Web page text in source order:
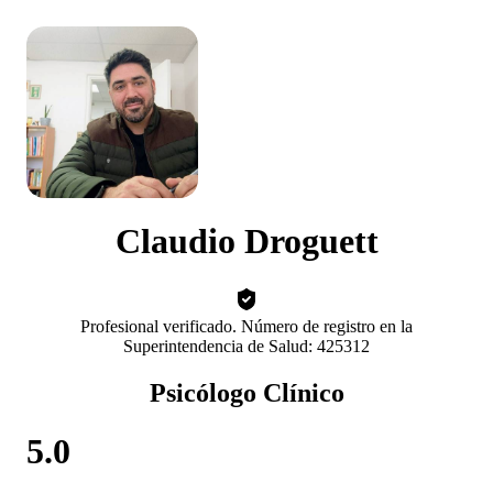
Claudio Droguett
Profesional verificado. Número de registro en la
Superintendencia de Salud: 425312
Psicólogo Clínico
5.0